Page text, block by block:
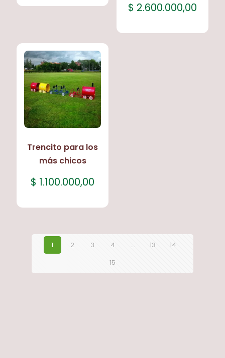
$ 2.600.000,00
Trencito para los
más chicos
$ 1.100.000,00
1 2 3 4 … 13
14
15